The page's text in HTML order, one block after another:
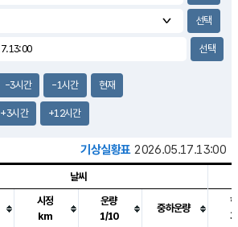
3.7m/s
-3시간 -1시간 현재
+3시간 +12시간
기상실황표 2026.05.17.13:00
날씨
시정
km
운량
1/10
중하운량